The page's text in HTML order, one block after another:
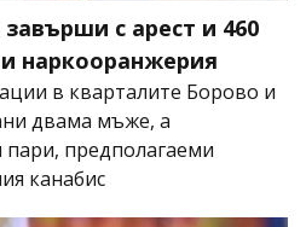
с арест и 460
наркооранжерия
в кварталите Борово и
двама мъже, а
пари, предполагаеми
канабис